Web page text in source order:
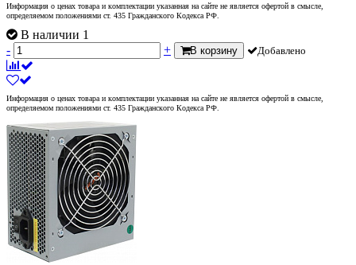
Информация о ценах товара и комплектации указанная на сайте не является офертой в смысле,
определяемом положениями ст. 435 Гражданского Кодекса РФ.
В наличии 1
-
+ В корзину Добавлено
Информация о ценах товара и комплектации указанная на сайте не является офертой в смысле,
определяемом положениями ст. 435 Гражданского Кодекса РФ.